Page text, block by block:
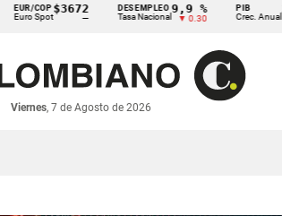
EUR/COP
Euro Spot
$3672 DESEMPLEO
Tasa Nacional
9,9 %
▼ 0.30 Crec. Anual ▲
Viernes, 7 de Agosto de 2026